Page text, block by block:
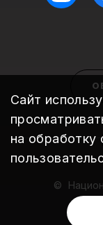
Сайт
на обработку